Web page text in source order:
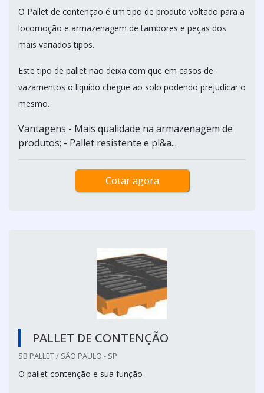
O Pallet de contenção é um tipo de produto voltado para a
locomoção e armazenagem de tambores e peças dos
mais variados tipos.
Este tipo de pallet não deixa com que em casos de
vazamentos o líquido chegue ao solo podendo prejudicar o
mesmo.
Vantagens - Mais qualidade na armazenagem de
produtos; - Pallet resistente e pl&a...
Cotar agora
PALLET DE CONTENÇÃO
SB PALLET / SÃO PAULO - SP
O pallet contenção e sua função